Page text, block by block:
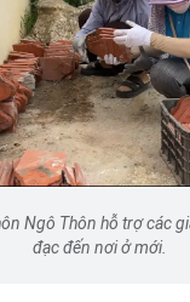
Ngô Thôn hỗ trợ các
đạc đến nơi ở mới.